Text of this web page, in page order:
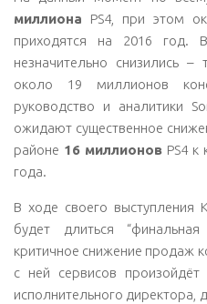
миллиона PS4, при этом
приходятся на 2016 год.
незначительно снизились –
около 19 миллионов
руководство и аналитики
ожидают существенное
районе 16 миллионов PS4 к
года.
В ходе своего выступления
будет длиться
критичное снижение продаж
с ней сервисов произойдёт
исполнительного директора,